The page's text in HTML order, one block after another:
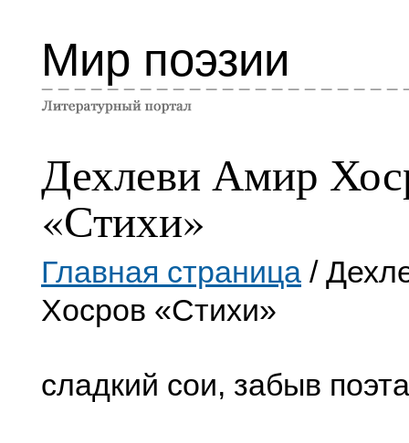
Мир поэзии
Дехлеви Амир
«Стихи»
Главная страница /
Хосров «Стихи»
сладкий сои, забыв